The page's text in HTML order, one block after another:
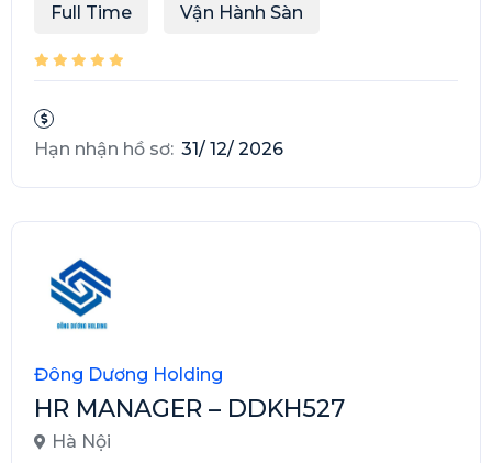
Full Time Vận Hành Sàn
Hạn nhận hồ sơ: 31/ 12/ 2026
Đông Dương Holding
HR MANAGER – DDKH527
Hà Nội